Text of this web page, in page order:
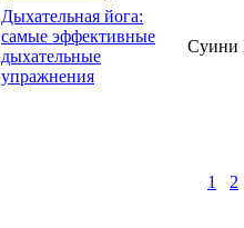
Дыхательная йога:
самые эффективные
дыхательные
упражнения
Суини
1 2